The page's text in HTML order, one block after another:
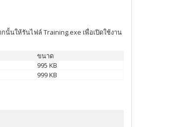
นั้นให้รันไฟล์ Training.exe เพื่อเปิดใช้งาน
ขนาด
995 KB
999 KB